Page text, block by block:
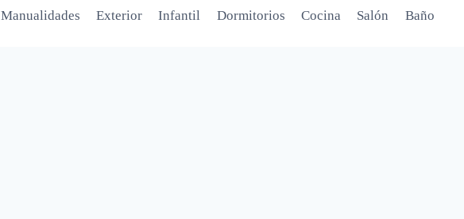
Manualidades Exterior Infantil Dormitorios Cocina Salón Baño